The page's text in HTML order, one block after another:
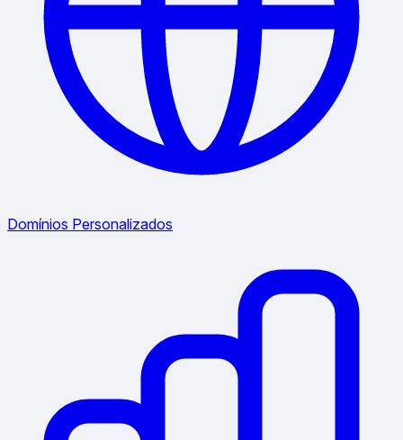
Domínios Personalizados